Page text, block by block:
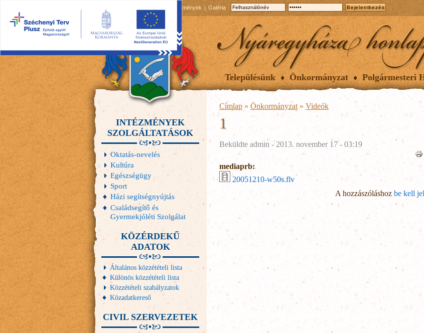
Események Galéria
Településünk Önkormányzat Polgármesteri
Címlap » Önkormányzat » Videók
1
Beküldte admin - 2013. november 17 - 03:19
mediaprb:
20051210-w50s.flv
A hozzászóláshoz be kell
INTÉZMÉNYEK
SZOLGÁLTATÁSOK
Oktatás-nevelés
Kultúra
Egészségügy
Sport
Házi segítségnyújtás
Családsegítő és
Gyermekjóléti Szolgálat
KÖZÉRDEKŰ
ADATOK
Általános közzétételi lista
Különös közzétételi lista
Közzétételi szabályzatok
Közadatkereső
CIVIL SZERVEZETEK